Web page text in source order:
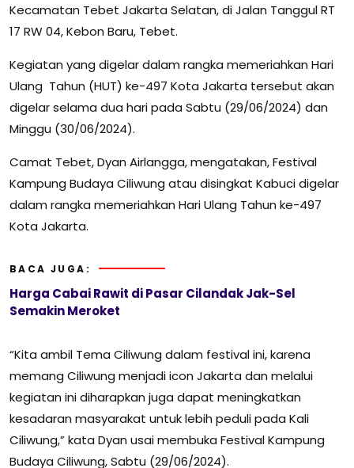
Kecamatan Tebet Jakarta Selatan, di Jalan Tanggul RT
17 RW 04, Kebon Baru, Tebet.
Kegiatan yang digelar dalam rangka memeriahkan Hari
Ulang Tahun (HUT) ke-497 Kota Jakarta tersebut akan
digelar selama dua hari pada Sabtu (29/06/2024) dan
Minggu (30/06/2024).
Camat Tebet, Dyan Airlangga, mengatakan, Festival
Kampung Budaya Ciliwung atau disingkat Kabuci digelar
dalam rangka memeriahkan Hari Ulang Tahun ke-497
Kota Jakarta.
BACA JUGA:
Harga Cabai Rawit di Pasar Cilandak Jak-Sel
Semakin Meroket
“Kita ambil Tema Ciliwung dalam festival ini, karena
memang Ciliwung menjadi icon Jakarta dan melalui
kegiatan ini diharapkan juga dapat meningkatkan
kesadaran masyarakat untuk lebih peduli pada Kali
Ciliwung,” kata Dyan usai membuka Festival Kampung
Budaya Ciliwung, Sabtu (29/06/2024).